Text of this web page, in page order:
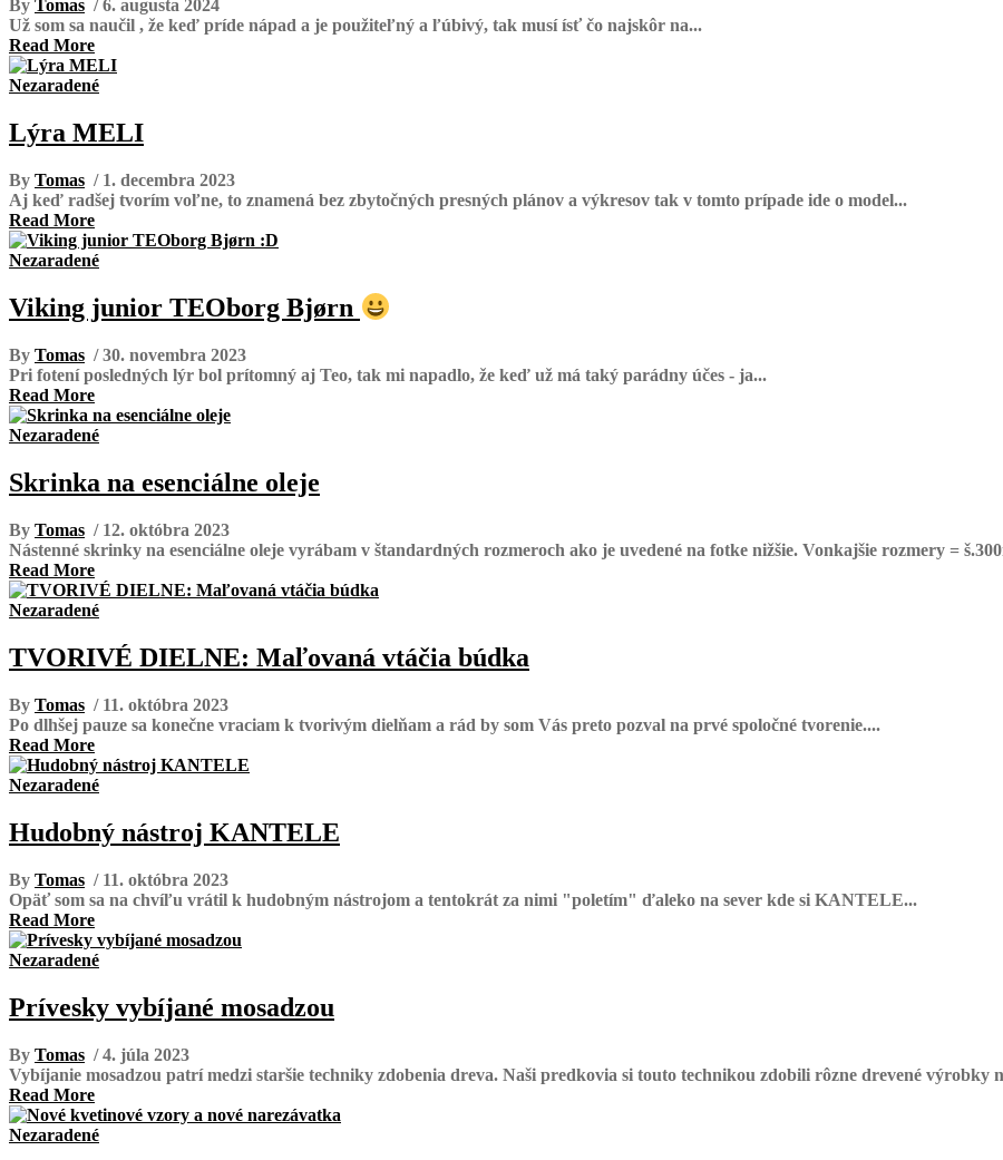
By Tomas / 6. augusta 2024
Už som sa naučil , že keď príde nápad a je použiteľný a ľúbivý, tak musí ísť čo najskôr na...
Read More
Nezaradené
Lýra MELI
By Tomas / 1. decembra 2023
Aj keď radšej tvorím voľne, to znamená bez zbytočných presných plánov a výkresov tak v tomto prípade ide o model...
Read More
Nezaradené
Viking junior TEOborg Bjørn
By Tomas / 30. novembra 2023
Pri fotení posledných lýr bol prítomný aj Teo, tak mi napadlo, že keď už má taký parádny účes - ja...
Read More
Nezaradené
Skrinka na esenciálne oleje
By Tomas / 12. októbra 2023
Nástenné skrinky na esenciálne oleje vyrábam v štandardných rozmeroch ako je uvedené na fotke nižšie. Vonkajšie rozmery =
Read More
Nezaradené
TVORIVÉ DIELNE: Maľovaná vtáčia búdka
By Tomas / 11. októbra 2023
Po dlhšej pauze sa konečne vraciam k tvorivým dielňam a rád by som Vás preto pozval na prvé spoločné tvorenie....
Read More
Nezaradené
Hudobný nástroj KANTELE
By Tomas / 11. októbra 2023
Opäť som sa na chvíľu vrátil k hudobným nástrojom a tentokrát za nimi "poletím" ďaleko na sever kde si KANTELE...
Read More
Nezaradené
Prívesky vybíjané mosadzou
By Tomas / 4. júla 2023
Vybíjanie mosadzou patrí medzi staršie techniky zdobenia dreva. Naši predkovia si touto technikou zdobili rôzne drevené výrobky
Read More
Nezaradené